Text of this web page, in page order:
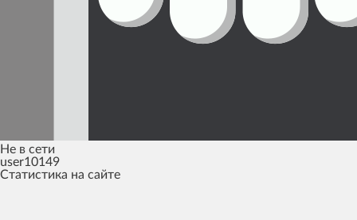
Не в сети
user10149
Cтатистика на сайте